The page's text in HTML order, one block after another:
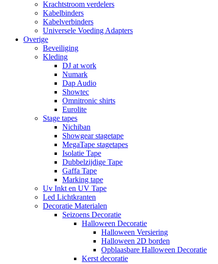
Krachtstroom verdelers
Kabelbinders
Kabelverbinders
Universele Voeding Adapters
Overige
Beveiliging
Kleding
DJ at work
Numark
Dap Audio
Showtec
Omnitronic shirts
Eurolite
Stage tapes
Nichiban
Showgear stagetape
MegaTape stagetapes
Isolatie Tape
Dubbelzijdige Tape
Gaffa Tape
Marking tape
Uv Inkt en UV Tape
Led Lichtkranten
Decoratie Materialen
Seizoens Decoratie
Halloween Decoratie
Halloween Versiering
Halloween 2D borden
Opblaasbare Halloween Decoratie
Kerst decoratie